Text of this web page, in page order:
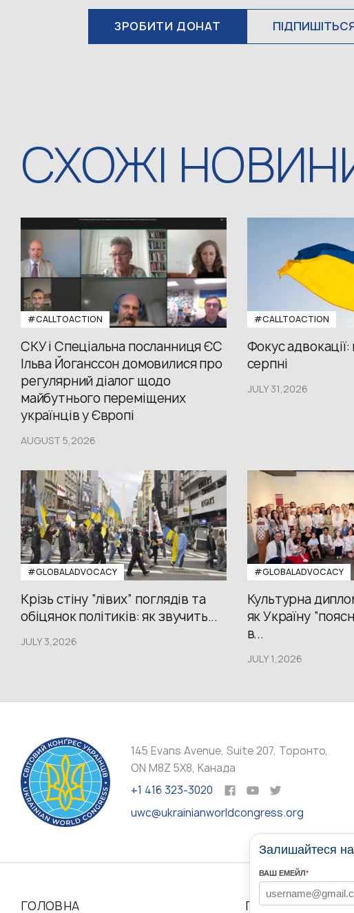
ЗРОБИТИ ДОНАТ
СХОЖІ
#CALLTOACTION
СКУ і Спеціальна посланниця ЄС
Ільва Йоганссон домовилися про
регулярний діалог щодо
майбутнього переміщених
українців у Європі
AUGUST 5,2026
#CALLTOACTION
Фокус
серпні
JULY 31,2026
#GLOBALADVOCACY
Крізь стіну “лівих” поглядів та
обіцянок політиків: як звучить...
JULY 3,2026
#GLOBALADVOCACY
Культурна
як Україну
в...
JULY 1,2026
145 Evans Avenue, Suite 207, Торонто,
ON M8Z 5X8, Канада
+1 416 323-3020
uwc@ukrainianworldcongress.org
ГОЛОВНА ПРО НАС
Залишайтеся
ВАШ ЕМЕЙЛ*